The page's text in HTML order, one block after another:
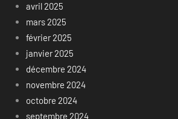
avril 2025
mars 2025
février 2025
janvier 2025
décembre 2024
novembre 2024
octobre 2024
septembre 2024